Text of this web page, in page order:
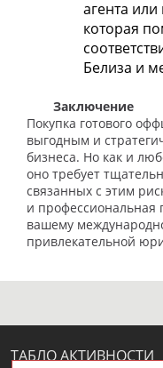
агента
которая
Белиза и
Заключение
Покупка готового
выгодным и
бизнеса. Но как и
оно требует
связанных с этим
и профессиональная
вашему
привлекательной
ТАБЛО АКТИВНОСТИ